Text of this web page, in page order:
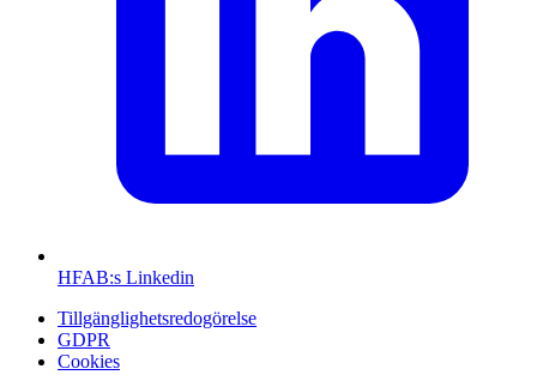
HFAB:s Linkedin
Tillgänglighetsredogörelse
GDPR
Cookies